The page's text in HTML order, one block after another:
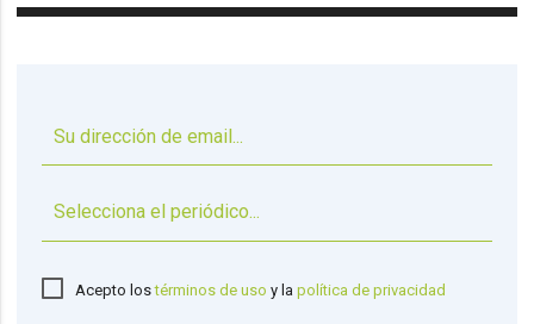
Acepto lostérminos de uso y lapolítica de privacidad